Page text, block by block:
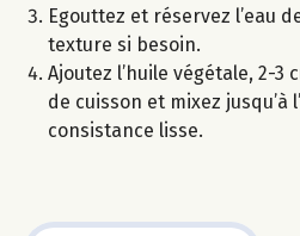
Egouttez et réservez l’eau
texture si besoin.
Ajoutez l’huile végétale, 2-3
de cuisson et mixez jusqu’à
consistance lisse.